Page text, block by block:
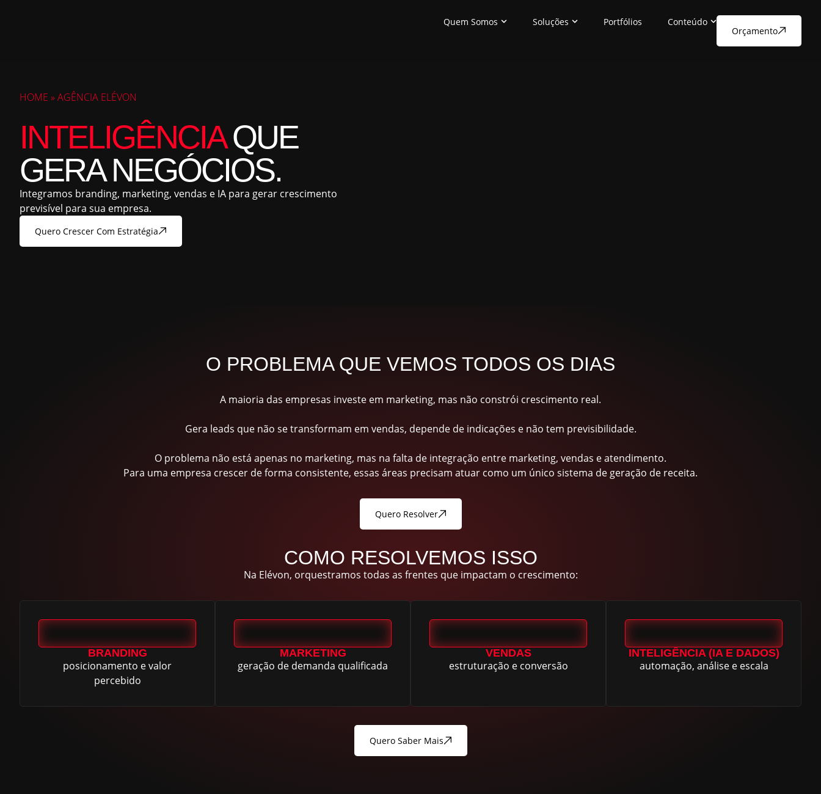
Quem Somos Soluções Portfólios Conteúdo
Orçamento
HOME » AGÊNCIA ELÉVON
INTELIGÊNCIAQUE
GERA NEGÓCIOS.
Integramos branding, marketing, vendas e IA para gerar crescimento
previsível para sua empresa.
Quero Crescer Com Estratégia
O PROBLEMA QUE VEMOS TODOS OS DIAS
A maioria das empresas investe em marketing, mas não constrói crescimento real.
Gera leads que não se transformam em vendas, depende de indicações e não tem previsibilidade.
O problema não está apenas no marketing, mas na falta de integração entre marketing, vendas e atendimento.
Para uma empresa crescer de forma consistente, essas áreas precisam atuar como um único sistema de geração de receita.
Quero Resolver
COMO RESOLVEMOS ISSO
Na Elévon, orquestramos todas as frentes que impactam o crescimento:
BRANDING
posicionamento e valor
percebido
MARKETING
geração de demanda qualificada
VENDAS
estruturação e conversão
INTELIGÊNCIA (IA E DADOS)
automação, análise e escala
Quero Saber Mais